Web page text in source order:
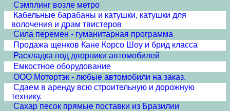
Сэмплинг возле метро
Кабельные барабаны и катушки, катушки для
волочения и драм твистеров
Сила перемен - гуманитарная программа
Продажа щенков Кане Корсо Шоу и брид класса
Раскладка под дворники автомобилей
Емкостное оборудование
ООО Мотортэк - любые автомобили на заказ.
Сдаем в аренду всю строительную и дорожную
технику.
Сахар песок прямые поставки из Бразилии